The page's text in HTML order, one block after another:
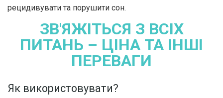
рецидивувати та порушити сон.
ЗВ'ЯЖІТЬСЯ З ВСІХ
ПИТАНЬ – ЦІНА ТА ІНШІ
ПЕРЕВАГИ
Як використовувати?